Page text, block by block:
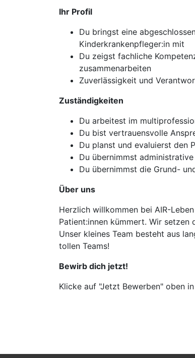
Ihr Profil
Du bringst eine
Kinderkrankenpfleger:in mit
Du zeigst fachliche
zusammenarbeiten
Zuverlässigkeit und
Zuständigkeiten
Du arbeitest im
Du bist vertrauensvolle
Du planst und evaluierst den
Du übernimmst
Du übernimmst die Grund-
Über uns
Herzlich willkommen bei AIR-
Patient:innen kümmert. Wir setzen
Unser kleines Team besteht aus
tollen Teams!
Bewirb dich jetzt!
Klicke auf "Jetzt Bewerben" oben